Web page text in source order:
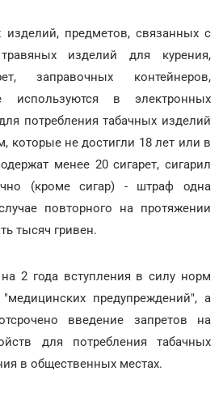
изделий, предметов, связанных с
изделий для курения,
заправочных контейнеров,
используются в электронных
потребления табачных изделий
которые не достигли 18 лет или в
менее 20 сигарет, сигарил
(кроме сигар) - штраф одна
повторного на протяжении
тысяч гривен.
2 года вступления в силу норм
предупреждений", а
введение запретов на
для потребления табачных
в общественных местах.